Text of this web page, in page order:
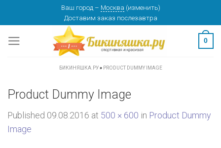
content
Ваш город – Москва (изменить)
Доставим заказ послезавтра
0
БИКИНЯШКА.РУ» PRODUCT DUMMY IMAGE
Product Dummy Image
Published 09.08.2016 at 500 × 600 in Product Dummy
Image